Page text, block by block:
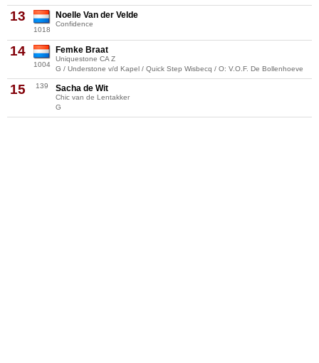
13
1018
Noelle Van der Velde
Confidence
14
1004
Femke Braat
Uniquestone CA Z
G / Understone v/d Kapel / Quick Step Wisbecq / O: V.O.F. De Bollenhoeve
15 139 Sacha de Wit
Chic van de Lentakker
G